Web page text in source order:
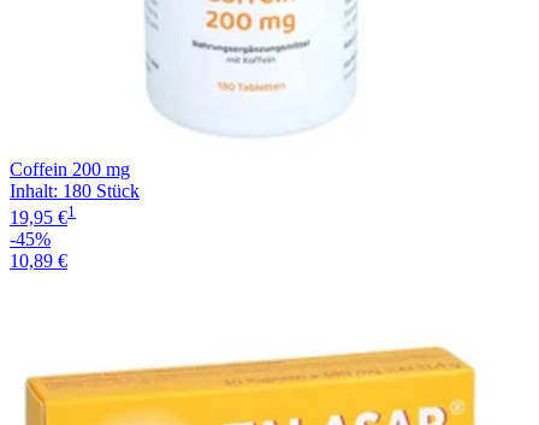
Coffein 200 mg
Inhalt: 180 Stück
19,95 €1
-45%
10,89 €